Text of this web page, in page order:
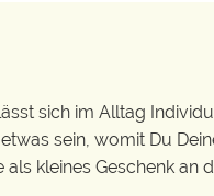
sich im Alltag
sein, womit Du
kleines Geschenk an